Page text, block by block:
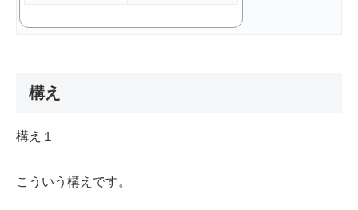
構え
構え１
こういう構えです。